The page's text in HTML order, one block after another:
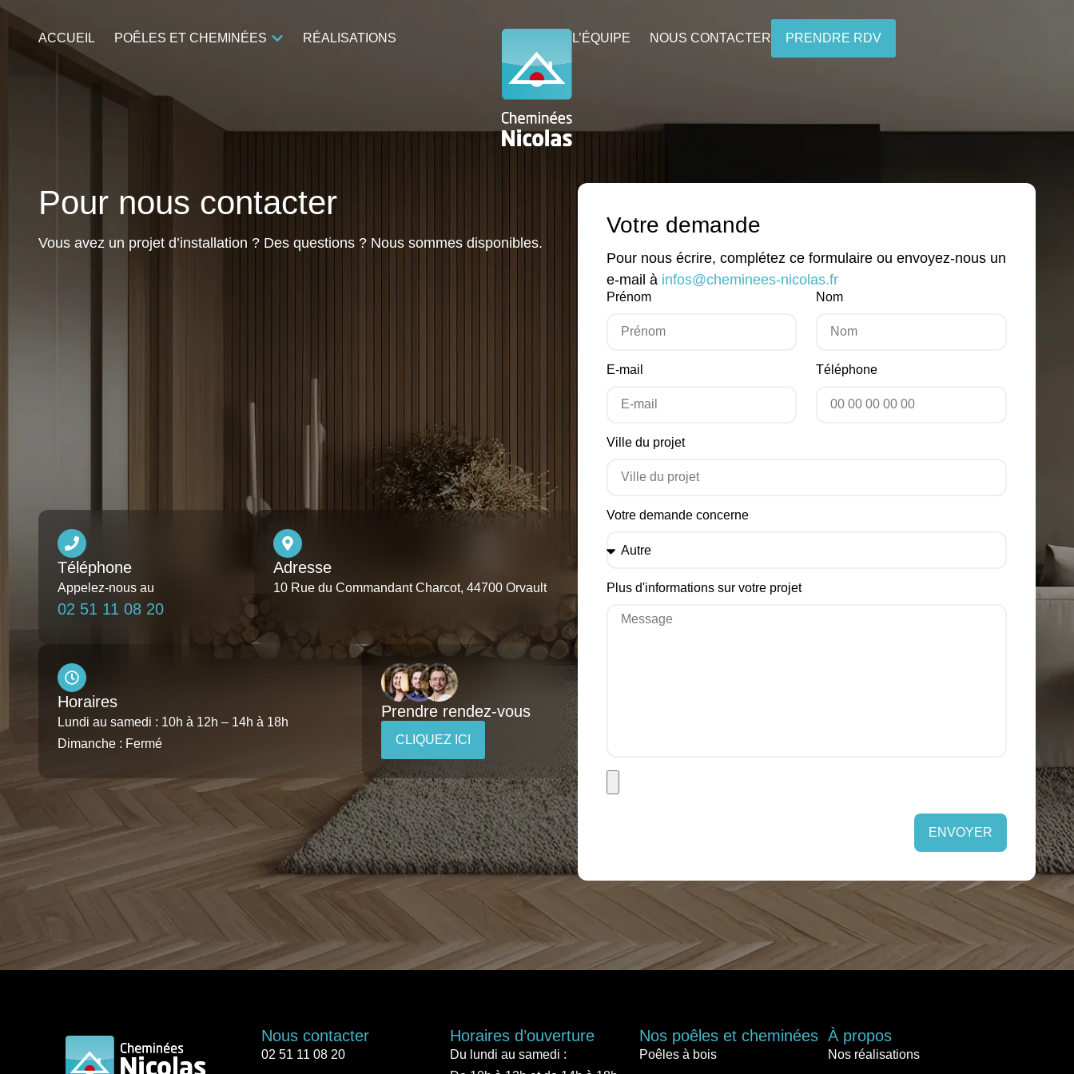
ACCUEIL POÊLES ET CHEMINÉES RÉALISATIONS L’ÉQUIPE NOUS CONTACTER PRENDRE RDV
Pour nous contacter
Vous avez un projet d’installation ? Des questions ? Nous sommes disponibles.
Téléphone
Appelez-nous au
02 51 11 08 20
Adresse
10 Rue du Commandant Charcot, 44700 Orvault
Horaires
Lundi au samedi : 10h à 12h – 14h à 18h
Dimanche : Fermé
Prendre rendez-vous
CLIQUEZ ICI
Votre demande
Pour nous écrire, complétez ce formulaire ou envoyez-nous un
e-mail à infos@cheminees-nicolas.fr
Prénom Nom
E-mail Téléphone
Ville du projet
Votre demande concerne
Plus d'informations sur votre projet
ENVOYER
Nous contacter
02 51 11 08 20
Horaires d’ouverture
Du lundi au samedi :
Nos poêles et cheminées
Poêles à bois
À propos
Nos réalisations